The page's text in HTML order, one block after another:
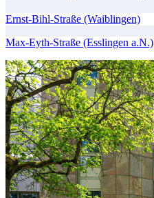
Ernst-Bihl-Straße (Waiblingen)
Max-Eyth-Straße (Esslingen a.N.)